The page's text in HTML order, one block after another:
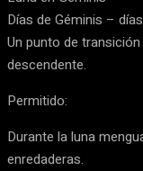
Días de Géminis –
Un punto de
descendente.
Permitido:
Durante la luna
enredaderas.